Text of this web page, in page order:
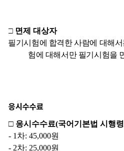
응시수수료